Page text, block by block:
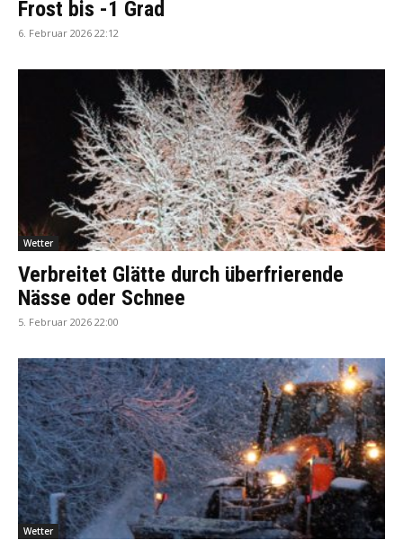
Frost bis -1 Grad
6. Februar 2026 22:12
Wetter
Verbreitet Glätte durch überfrierende
Nässe oder Schnee
5. Februar 2026 22:00
Wetter